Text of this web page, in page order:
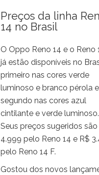
Preços da linha
14 no Brasil
O Oppo Reno 14 e o Reno
já estão disponíveis no
primeiro nas cores verde
luminoso e branco pérola
segundo nas cores azul
cintilante e verde luminoso.
Seus preços sugeridos são
4.999 pelo Reno 14 e R$
pelo Reno 14 F.
Gostou dos novos